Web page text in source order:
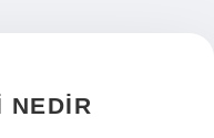
NEDIR